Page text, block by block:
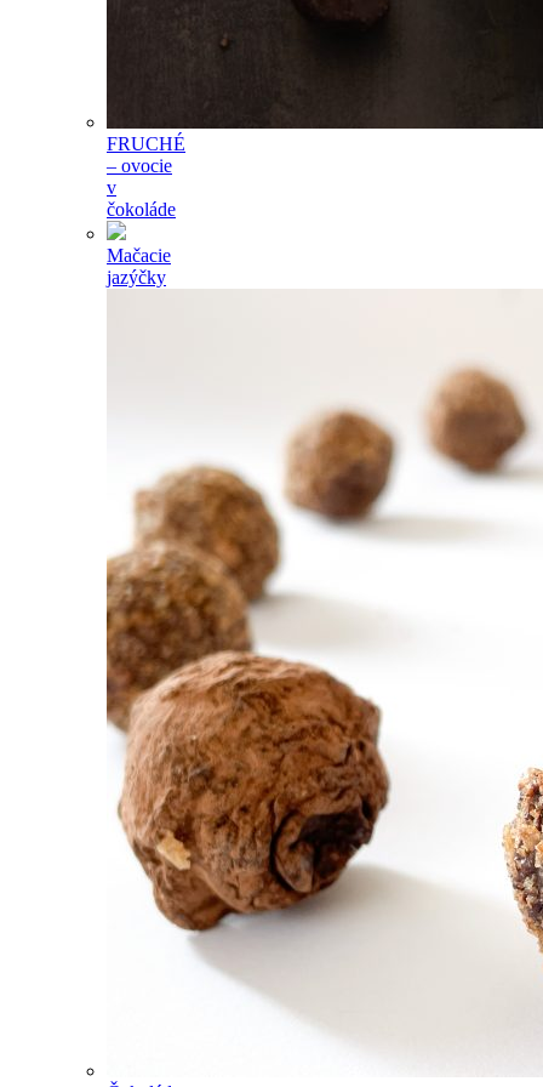
FRUCHÉ
– ovocie
v
čokoláde
Mačacie
jazýčky